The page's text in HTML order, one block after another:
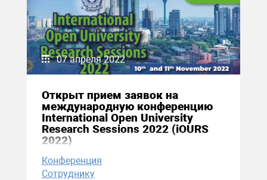
07 апреля 2022
Открыт прием заявок на
международную конференцию
International Open University
Research Sessions 2022 (iOURS
2022)
Конференция
Сотруднику